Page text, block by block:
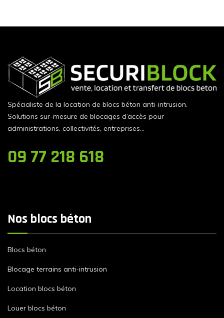
Spécialiste de la location de blocs béton anti-intrusion.
Solutions sur-mesure de blocages d’accès pour
administrations, collectivités, entreprises…
09 77 218 618
Nos blocs béton
Blocs béton
Blocage terrains anti-intrusion
Location blocs béton
Louer blocs béton